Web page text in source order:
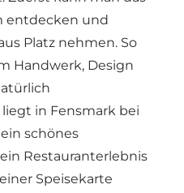
entdecken und
Platz nehmen. So
Handwerk, Design
in Fensmark bei
schönes
Restauranterlebnis
Speisekarte